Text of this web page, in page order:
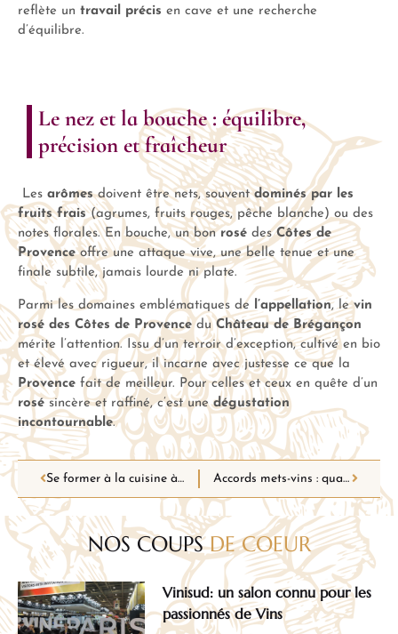
reflète un travail précis en cave et une recherche
d’équilibre.
Le nez et la bouche : équilibre,
précision et fraîcheur
Les arômesdoivent être nets, souventdominés par les
fruits frais(agrumes, fruits rouges, pêche blanche) ou des
notes florales. En bouche, un bonrosé desCôtes de
Provenceoffre une attaque vive, une belle tenue et une
finale subtile, jamais lourde ni plate.
Parmi les domaines emblématiques de l’appellation, levin
rosé des Côtes de Provence duChâteau de Brégançon
mérite l’attention. Issu d’un terroir d’exception, cultivé en bio
et élevé avec rigueur, il incarne avec justesse ce que la
Provence fait de meilleur. Pour celles et ceux en quête d’un
rosésincère et raffiné, c’est unedégustation
incontournable.
Se former à la cuisine à distance : le CAP en ligne pour les passionnés de gastronomie Accords mets-vins : quand le vin nature sublime la cuisine végétarienne
NOS COUPSDE COEUR
Vinisud: un salon connu pour les
passionnés de Vins